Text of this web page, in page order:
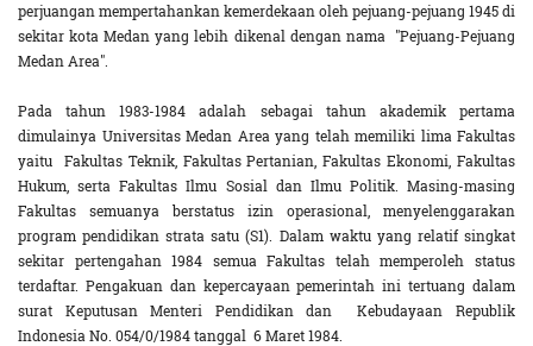
perjuangan mempertahankan kemerdekaan oleh pejuang-pejuang 1945 di
sekitar kota Medan yang lebih dikenal dengan nama "Pejuang-Pejuang
Medan Area".
Pada tahun 1983-1984 adalah sebagai tahun akademik pertama
dimulainya Universitas Medan Area yang telah memiliki lima Fakultas
yaitu Fakultas Teknik, Fakultas Pertanian, Fakultas Ekonomi, Fakultas
Hukum, serta Fakultas Ilmu Sosial dan Ilmu Politik. Masing-masing
Fakultas semuanya berstatus izin operasional, menyelenggarakan
program pendidikan strata satu (S1). Dalam waktu yang relatif singkat
sekitar pertengahan 1984 semua Fakultas telah memperoleh status
terdaftar. Pengakuan dan kepercayaan pemerintah ini tertuang dalam
surat Keputusan Menteri Pendidikan dan Kebudayaan Republik
Indonesia No. 054/0/1984 tanggal 6 Maret 1984.